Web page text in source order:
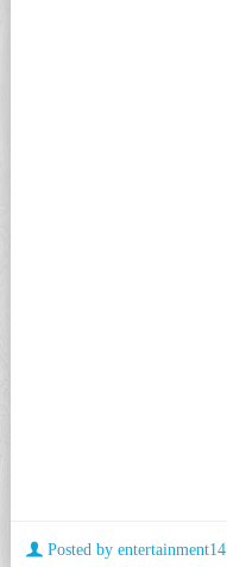
Posted by entertainment14